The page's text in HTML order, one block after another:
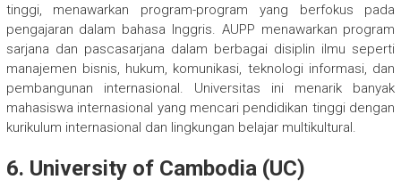
tinggi, menawarkan program-program yang berfokus pada
pengajaran dalam bahasa Inggris. AUPP menawarkan program
sarjana dan pascasarjana dalam berbagai disiplin ilmu seperti
manajemen bisnis, hukum, komunikasi, teknologi informasi, dan
pembangunan internasional. Universitas ini menarik banyak
mahasiswa internasional yang mencari pendidikan tinggi dengan
kurikulum internasional dan lingkungan belajar multikultural.
6. University of Cambodia (UC)